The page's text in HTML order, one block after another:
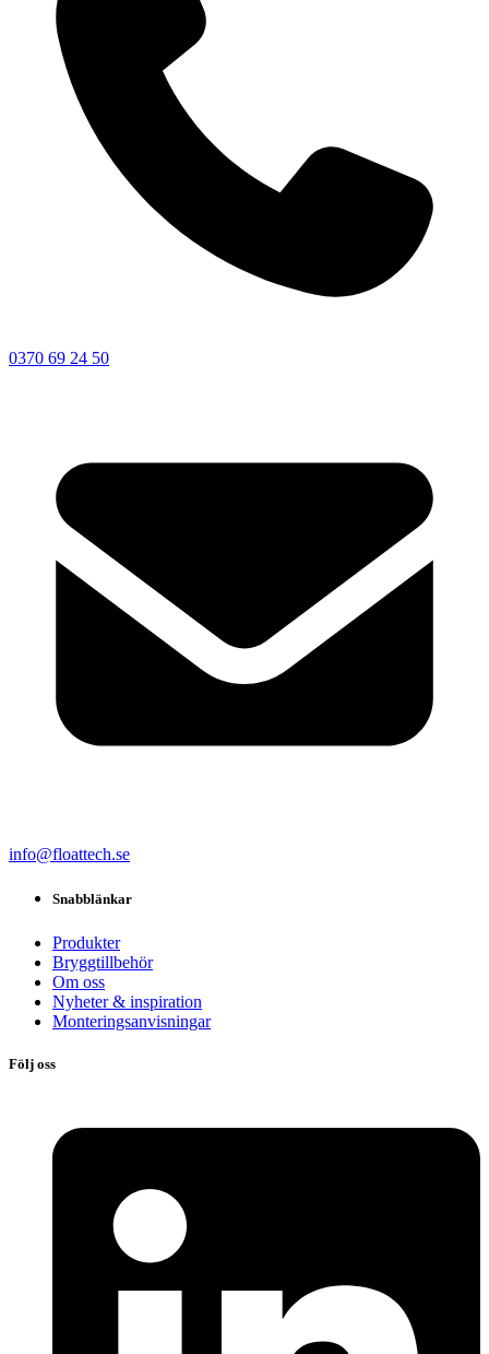
0370 69 24 50
info@floattech.se
Snabblänkar
Produkter
Bryggtillbehör
Om oss
Nyheter & inspiration
Monteringsanvisningar
Följ oss